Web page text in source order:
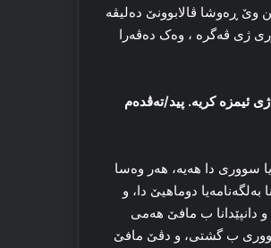
وێ ڕه‌وشا ڤالابوونێ ده‌لیڤه‌
ژی ڤه‌گره‌ ، وه‌ک ده‌ڤه‌را
ئیمزه‌ کریه‌. پید/ته‌ڤده‌م
سووری دا هه‌یه‌، هه‌ر وەسا
بوون د داراشتنا به‌لگه‌نامه‌یا دوماهیێ دا، و
دانپێدانا ب مافێ هه‌می
ب گشتی، و دڤێ مافێ